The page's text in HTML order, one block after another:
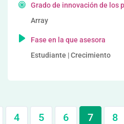
Grado de innovación de los
Array
Fase en la que asesora
Estudiante | Crecimiento
4 5 6 7 8